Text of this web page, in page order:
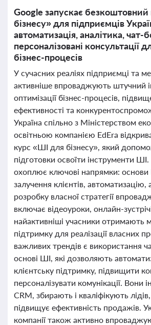
Google запускає
бізнесу» для підприємців
автоматизація, аналітика, чат-
персоналізовані консультації
бізнес-процесів
У сучасних реаліях підприємці та
активніше впроваджують штучний
оптимізації бізнес-процесів,
ефективності та
Україна спільно з Міністерством
освітньою компанією EdEra
курс «ШІ для бізнесу», який
підготовки освоїти інструменти
охоплює ключові напрямки: основи
залучення клієнтів, автоматизацію,
розробку власної стратегії
включає відеоуроки, онлайн-
найактивніші учасники отримають
підтримку для реалізації власних
важливих трендів є використання
основі ШІ, які дозволяють
клієнтську підтримку, підвищити
персоналізувати комунікації. Вони
CRM, збирають і кваліфікують
підвищує ефективність продажів.
компанії також активно